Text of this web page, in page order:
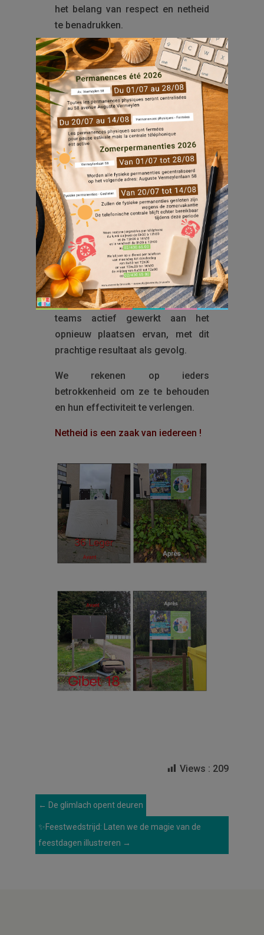
het belang van respect en netheid
te benadrukken.
Deze eenvoudige boodschappen,
geplaatst in de buurt van
containerzones en op strategische
locaties, hadden als doel iedereen
bewust te maken van burgerzin in
onze gemeenschappelijke ruimtes.
Helaas werden al deze affiches
beschadigd.
Omdat we ervan overtuigd zijn dat
respect en netheid essentiële
waarden blijven voor de
levenskwaliteit van iedereen,
hebben we besloten om de affiches
opnieuw te drukken.
De afgelopen dagen hebben onze
teams actief gewerkt aan het
opnieuw plaatsen ervan, met dit
prachtige resultaat als gevolg.
We rekenen op ieders
betrokkenheid om ze te behouden
en hun effectiviteit te verlengen.
Netheid is een zaak van iedereen !
Views : 209
← De glimlach opent deuren
✨Feestwedstrijd: Laten we de magie van de
feestdagen illustreren →